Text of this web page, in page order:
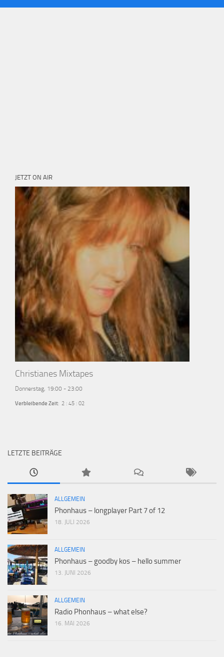
JETZT ON AIR
Christianes Mixtapes
Donnerstag, 19:00 - 23:00
Verbleibende Zeit: 2 : 45 : 01
LETZTE BEITRÄGE
ALLGEMEIN
Phonhaus – longplayer Part 7 of 12
18. JULI 2026
ALLGEMEIN
Phonhaus – goodby kos – hello summer
13. JUNI 2026
ALLGEMEIN
Radio Phonhaus – what else?
16. MAI 2026